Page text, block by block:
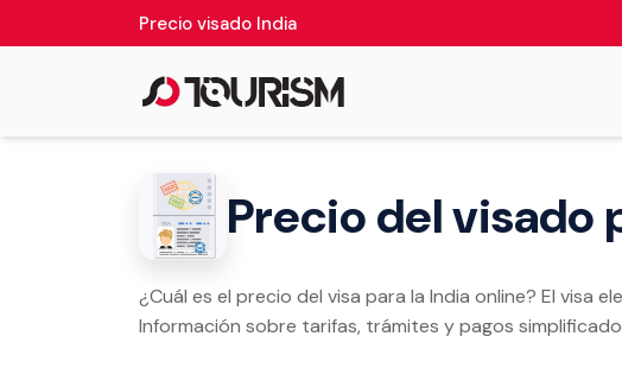
Precio visado India
Precio del visado
¿Cuál es el precio del visa para la India online? El visa
Información sobre tarifas, trámites y pagos